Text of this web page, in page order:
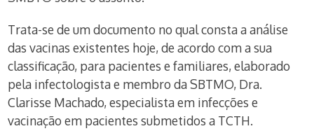
Trata-se de um documento no qual consta a análise
das vacinas existentes hoje, de acordo com a sua
classificação, para pacientes e familiares, elaborado
pela infectologista e membro da SBTMO, Dra.
Clarisse Machado, especialista em infecções e
vacinação em pacientes submetidos a TCTH.